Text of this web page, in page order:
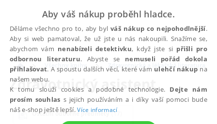
Všechny knihy Zdravotnická a lékařská literatura
Zdravotnický asistent
Ostatní odborné předměty (17)
Aby váš nákup proběhl hladce.
Děláme všechno pro to, aby bylváš nákup co nejpohodlnější.
Aby si web pamatoval, že už jste u nás nakoupili. Snažíme se,
abychom vám nenabízeli detektivku, když jste si přišli pro
odbornou literaturu. Abyste se nemuseli pořád dokola
přihlašovat. A spoustu dalších věcí, které vám ulehčí nákup na
našem webu.
K tomu slouží cookies a podobné technologie. Dejte nám
prosím souhlas s jejich používáním a i díky vaší pomoci bude
náš e-shop ještě lepší.Více informací